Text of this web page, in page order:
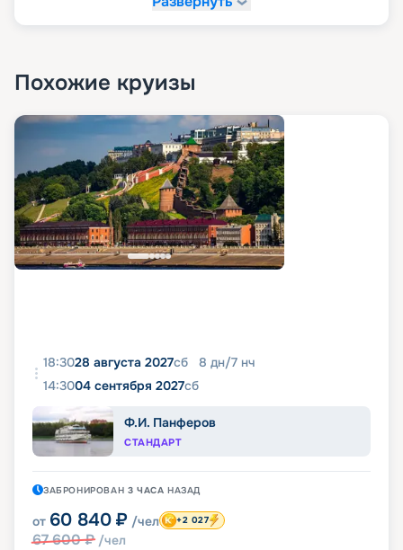
Похожие круизы
18:3028 августа 2027сб 8 дн/7 нч
14:3004 сентября 2027сб
Ф.И. Панферов
СТАНДАРТ
ЗАБРОНИРОВАН 3 ЧАСА НАЗАД
от 60 840 ₽ /чел
67 600₽ /чел
+2 027